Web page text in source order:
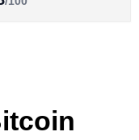
TikTok